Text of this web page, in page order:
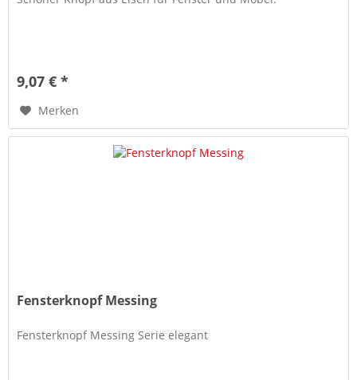
9,07 € *
Merken
Fensterknopf Messing
Fensterknopf Messing Serie elegant